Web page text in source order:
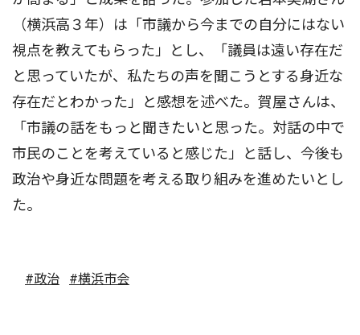
（横浜高３年）は「市議から今までの自分にはない
視点を教えてもらった」とし、「議員は遠い存在だ
と思っていたが、私たちの声を聞こうとする身近な
存在だとわかった」と感想を述べた。賀屋さんは、
「市議の話をもっと聞きたいと思った。対話の中で
市民のことを考えていると感じた」と話し、今後も
政治や身近な問題を考える取り組みを進めたいとし
た。
#政治 #横浜市会